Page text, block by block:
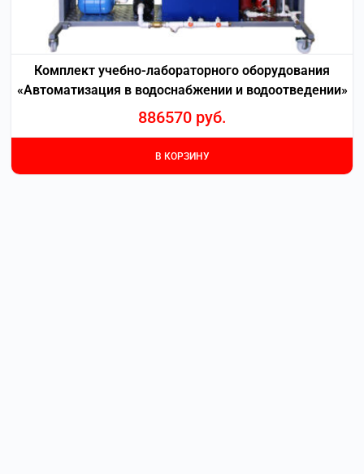
Комплект учебно-лабораторного оборудования
«Автоматизация в водоснабжении и водоотведении»
886570 руб.
В КОРЗИНУ